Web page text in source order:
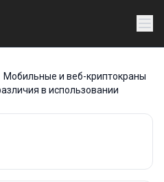
Мобильные и веб-криптокраны
в использовании